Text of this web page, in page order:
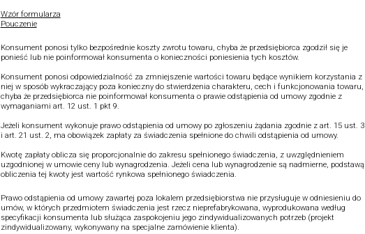
Wzór formularza
Pouczenie
Konsument ponosi tylko bezpośrednie koszty zwrotu towaru, chyba że przedsiębiorca zgodził się je
ponieść lub nie poinformował konsumenta o konieczności poniesienia tych kosztów.
Konsument ponosi odpowiedzialność za zmniejszenie wartości towaru będące wynikiem korzystania z
niej w sposób wykraczający poza konieczny do stwierdzenia charakteru, cech i funkcjonowania towaru,
chyba że przedsiębiorca nie poinformował konsumenta o prawie odstąpienia od umowy zgodnie z
wymaganiami art. 12 ust. 1 pkt 9.
Jeżeli konsument wykonuje prawo odstąpienia od umowy po zgłoszeniu żądania zgodnie z art. 15 ust. 3
i art. 21 ust. 2, ma obowiązek zapłaty za świadczenia spełnione do chwili odstąpienia od umowy.
Kwotę zapłaty oblicza się proporcjonalnie do zakresu spełnionego świadczenia, z uwzględnieniem
uzgodnionej w umowie ceny lub wynagrodzenia. Jeżeli cena lub wynagrodzenie są nadmierne, podstawą
obliczenia tej kwoty jest wartość rynkowa spełnionego świadczenia.
Prawo odstąpienia od umowy zawartej poza lokalem przedsiębiorstwa nie przysługuje w odniesieniu do
umów, w których przedmiotem świadczenia jest rzecz nieprefabrykowana, wyprodukowana według
specyfikacji konsumenta lub służąca zaspokojeniu jego zindywidualizowanych potrzeb (projekt
zindywidualizowany, wykonywany na specjalne zamówienie klienta).